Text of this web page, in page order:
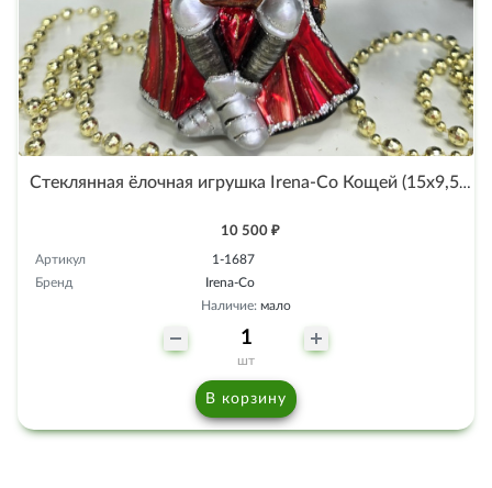
Стеклянная ёлочная игрушка Irena-Co Кощей (15х9,5х8см)
10 500 ₽
Артикул
1-1687
Бренд
Irena-Co
Наличие: мало
шт
В корзину